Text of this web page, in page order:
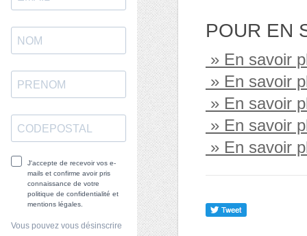
J'accepte de recevoir vos e-
mails et confirme avoir pris
connaissance de votre
politique de confidentialité et
mentions légales.
Vous pouvez vous désinscrire
POUR EN
» En savoir
» En savoir
» En savoir
» En savoir
» En savoir